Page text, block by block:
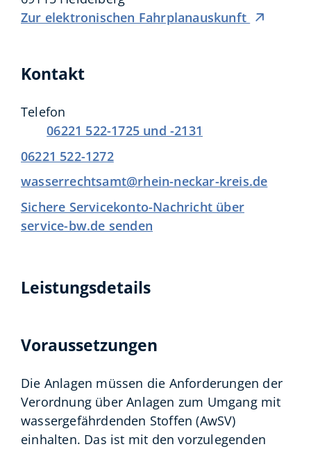
Zur elektronischen Fahrplanauskunft
Kontakt
Telefon
06221 522-1725 und -2131
06221 522-1272
wasserrechtsamt@rhein-neckar-kreis.de
Sichere Servicekonto-Nachricht über
service-bw.de senden
Leistungsdetails
Voraussetzungen
Die Anlagen müssen die Anforderungen der
Verordnung über Anlagen zum Umgang mit
wassergefährdenden Stoffen (AwSV)
einhalten. Das ist mit den vorzulegenden